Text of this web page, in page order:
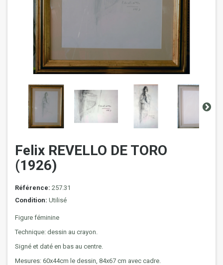
Felix REVELLO DE TORO
(1926)
Référence: 257.31
Condition: Utilisé
Figure féminine
Technique: dessin au crayon.
Signé et daté en bas au centre.
Mesures: 60x44cm le dessin, 84x67 cm avec cadre.